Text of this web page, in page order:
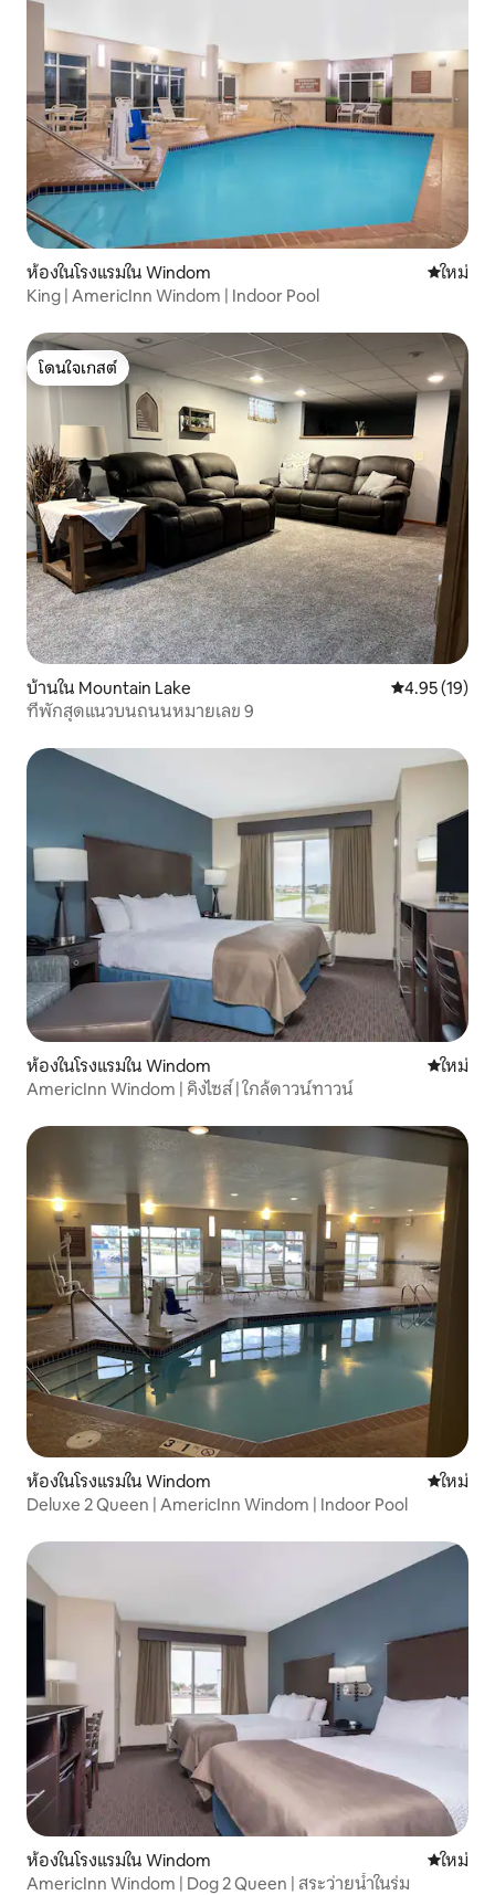
ห้องในโรงแรมใน Windom ที่พักใหม่
ใหม่
King | AmericInn Windom | Indoor Pool
โดนใจเกสต์
โดนใจเกสต์
บ้านใน Mountain Lake คะแนนเฉลี่ย
4.95 (19)
ที่พักสุดแนวบนถนนหมายเลข 9
ห้องในโรงแรมใน Windom ที่พักใหม่
ใหม่
AmericInn Windom | คิงไซส์ | ใกล้ดาวน์ทาวน์
ห้องในโรงแรมใน Windom ที่พักใหม่
ใหม่
Deluxe 2 Queen | AmericInn Windom | Indoor Pool
ห้องในโรงแรมใน Windom ที่พักใหม่
ใหม่
AmericInn Windom | Dog 2 Queen | สระว่ายน้ำในร่ม